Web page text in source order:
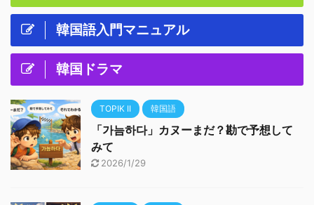
韓国語入門マニュアル
韓国ドラマ
TOPIK II 韓国語
「가늠하다」カヌーまだ？勘で予想して
みて
2026/1/29